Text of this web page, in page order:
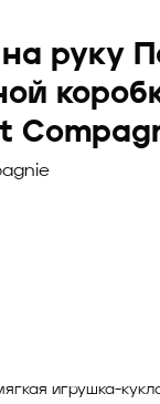
руку
игрушка-